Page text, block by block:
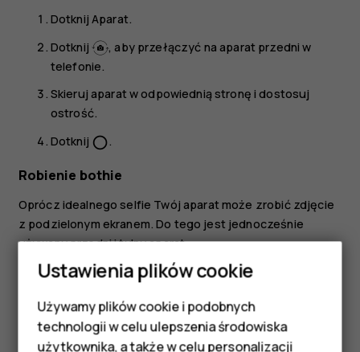
Smartfony
DotknijAparat.
Dotknij
, aby przełączyć na aparat przedni w
telefonie.
Skieruj aparat w odpowiednią stronę i dostosuj
ostrość.
Dotknij panorama_fish_eye.
Robienie bothie
Oprócz idealnego selfie Twój aparat może zrobić zdjęcie
z podzielonym ekranem. Do tego jest jednocześnie
używany przedni i tylny aparat.
DotknijAparat, a następnie
.
Dotknij
Podwójne, aby zrobić zdjęcie z
podzielonym ekranem. Możesz też zrobić zdjęcie
typu "obraz w obrazie", dotykając
Ustawienia plików cookie
Używamy plików cookie i podobnych
technologii w celu ulepszenia środowiska
użytkownika, a także w celu personalizacji